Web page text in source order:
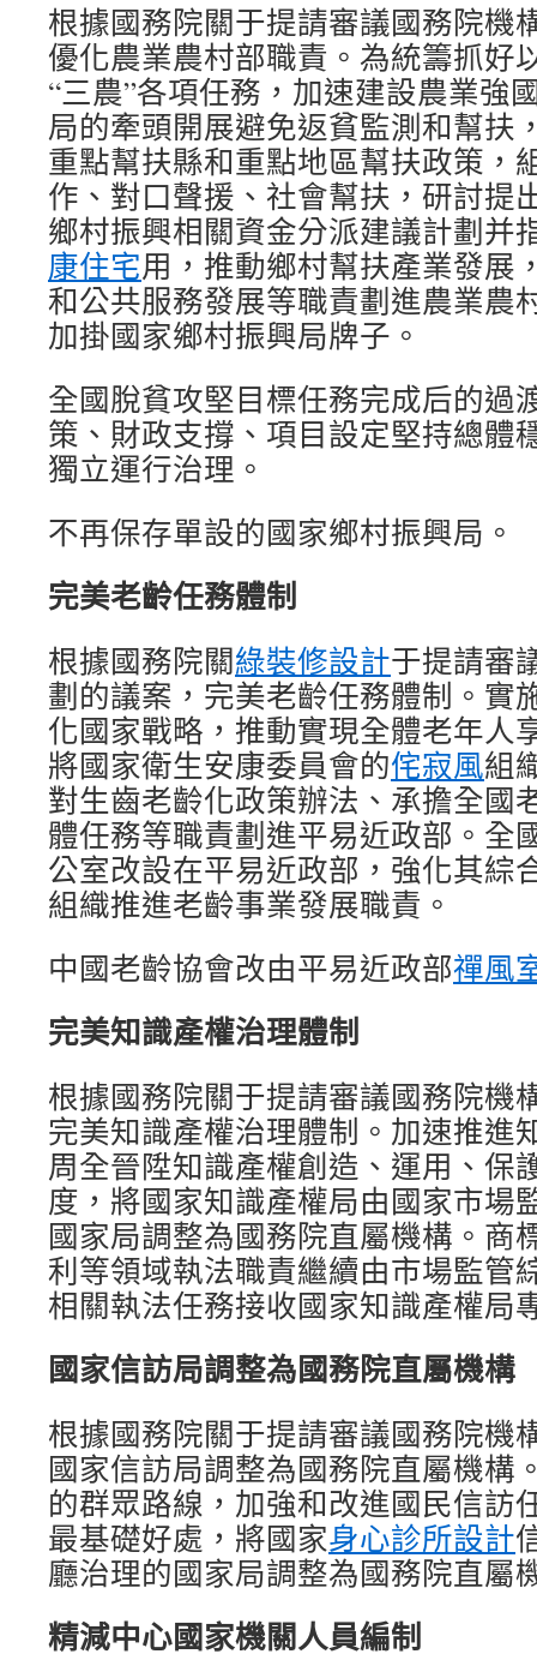
根據國務院關于提請審議國務院機
優化農業農村部職責。為統籌抓好
“三農”各項任務，加速建設農業強
局的牽頭開展避免返貧監測和幫扶
重點幫扶縣和重點地區幫扶政策，
作、對口聲援、社會幫扶，研討提
鄉村振興相關資金分派建議計劃并
康住宅用，推動鄉村幫扶產業發展
和公共服務發展等職責劃進農業農
加掛國家鄉村振興局牌子。
全國脫貧攻堅目標任務完成后的過
策、財政支撐、項目設定堅持總體
獨立運行治理。
不再保存單設的國家鄉村振興局。
完美老齡任務體制
根據國務院關綠裝修設計于提請審
劃的議案，完美老齡任務體制。實
化國家戰略，推動實現全體老年人
將國家衛生安康委員會的侘寂風組
對生齒老齡化政策辦法、承擔全國
體任務等職責劃進平易近政部。全
公室改設在平易近政部，強化其綜
組織推進老齡事業發展職責。
中國老齡協會改由平易近政部禪風
完美知識產權治理體制
根據國務院關于提請審議國務院機
完美知識產權治理體制。加速推進
周全晉陞知識產權創造、運用、保
度，將國家知識產權局由國家市場
國家局調整為國務院直屬機構。商
利等領域執法職責繼續由市場監管
相關執法任務接收國家知識產權局
國家信訪局調整為國務院直屬機構
根據國務院關于提請審議國務院機
國家信訪局調整為國務院直屬機構
的群眾路線，加強和改進國民信訪
最基礎好處，將國家身心診所設計
廳治理的國家局調整為國務院直屬
精減中心國家機關人員編制